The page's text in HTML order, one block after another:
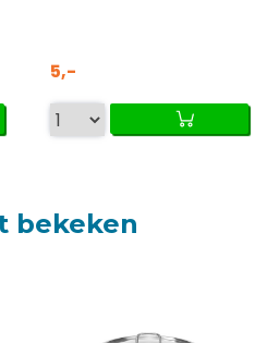
5,-
bekeken